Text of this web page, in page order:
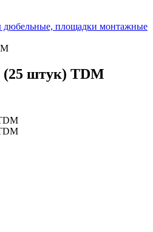
дюбельные, площадки монтажные
(25 штук) TDM